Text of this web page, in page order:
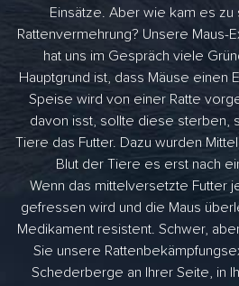
Einsätze. Aber wie kam es
Rattenvermehrung? Unsere Maus-
hat uns im Gespräch viele
Hauptgrund ist, dass Mäuse einen
Speise wird von einer Ratte
davon isst, sollte diese sterben,
Tiere das Futter. Dazu wurden
Blut der Tiere es erst nach
Wenn das mittelversetzte Futter
gefressen wird und die Maus
Medikament resistent. Schwer,
Sie unsere
Schederberge an Ihrer Seite, in